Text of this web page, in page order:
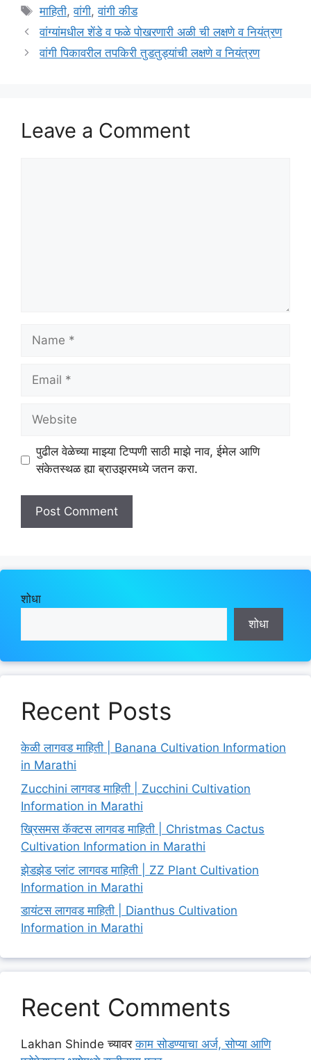
Tags
माहिती,वांगी,वांगी कीड
वांग्यांमधील शेंडे व फळे पोखरणारी अळी ची लक्षणे व नियंत्रण
वांगी पिकावरील तपकिरी तुडतुड्यांची लक्षणे व नियंत्रण
Leave a Comment
पुढील वेळेच्या माझ्या टिप्पणी साठी माझे नाव, ईमेल आणि
संकेतस्थळ ह्या ब्राउझरमध्ये जतन करा.
शोधा
शोधा
Recent Posts
केळी लागवड माहिती | Banana Cultivation Information
in Marathi
Zucchini लागवड माहिती | Zucchini Cultivation
Information in Marathi
ख्रिसमस कॅक्टस लागवड माहिती | Christmas Cactus
Cultivation Information in Marathi
झेडझेड प्लांट लागवड माहिती | ZZ Plant Cultivation
Information in Marathi
डायंटस लागवड माहिती | Dianthus Cultivation
Information in Marathi
Recent Comments
Lakhan Shinde च्यावरकाम सोडण्याचा अर्ज, सोप्या आणि